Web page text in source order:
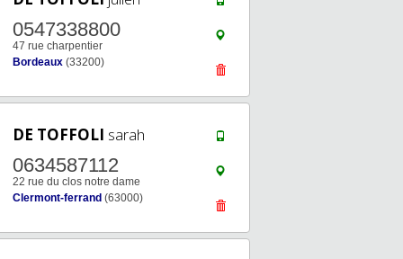
0547338800
47 rue charpentier
Bordeaux (33200)
DE TOFFOLI sarah
0634587112
22 rue du clos notre dame
Clermont-ferrand (63000)